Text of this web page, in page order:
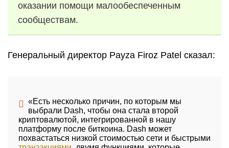
оказании помощи малообеспеченным
сообществам.
Генеральный директор Payza Firoz Patel сказал:
«Есть несколько причин, по которым мы
выбрали Dash, чтобы она стала второй
криптовалютой, интегрированной в нашу
платформу после биткоина. Dash может
похвастаться низкой стоимостью сети и быстрыми